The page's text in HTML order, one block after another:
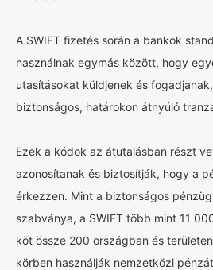
A SWIFT fizetés során a bankok
használnak egymás között, hogy
utasításokat küldjenek és
biztonságos, határokon átnyúló
Ezek a kódok az átutalásban részt
azonosítanak és biztosítják, hogy a
érkezzen. Mint a biztonságos
szabványa, a SWIFT több mint 11
köt össze 200 országban és
körben használják nemzetközi